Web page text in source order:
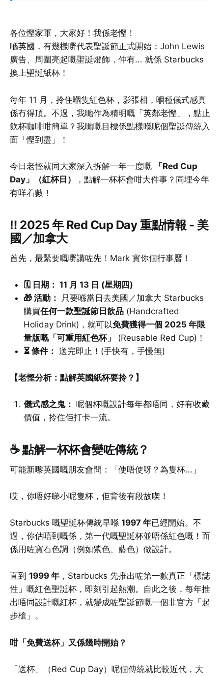
各位慳家軍，大家好！我係老慳！
喺英國，有幾樣嘢代表聖誕節正式開始：John Lewis
廣告、周圍亮起嘅聖誕燈飾，仲有... 就係 Starbucks
換上聖誕紙杯！
每年 11 月，拎住嗰隻紅色杯，影張相，嗰種儀式感真
係冇得頂。不過，我哋作為精明嘅「英鄰老慳」，點止
飲杯咖啡咁簡單？我哋嘅目標係點樣喺呢個聖誕傳統入
面「慳到盡」！
今日老慳就同大家深入拆解一年一度嘅
「Red Cup
Day」（紅杯日）
，點解一杯杯會咁大件事？同埋今年
有咩着數！
‼️ 2025 年 Red Cup Day 重點情報 - 美
國／加拿大
首先，最緊要嘅嘢講咗先！Mark 實你個行事曆！
🗓️ 日期： 11 月 13 日 (星期四)
🎁 活動：
只要喺當日去美國／加拿大 Starbucks
購買任何一款聖誕節日飲品 (Handcrafted
Holiday Drink)，就可以免費獲得一個 2025 年限
量版嘅「可重用紅色杯」
(Reusable Red Cup)！
⏳ 條件： 送完即止！(手快有，手慢無)
【老慳分析：點解英國紙杯要拎？】
儀式感之鬼： 呢個杯嘅設計每年都唔同，好有收藏
價值，拎住佢打卡一流。
☕ 點解一杯杯會變咗傳統？
可能新嚟英國嘅朋友會問：「使唔使呀？為隻杯...」
哎，你唔好睇小呢隻杯，佢背後有段故㗎！
Starbucks 嘅聖誕杯傳統早喺 1997 年已經開始。不
過，你估唔到嘅係，第一代嘅聖誕杯並唔係紅色嘅！而
係用咗寶石色調（例如紫色、藍色）做設計。
直到 1999 年 ，Starbucks 先推出咗第一款真正「標誌
性」嘅紅色聖誕杯，即刻引起熱潮。自此之後，每年推
出唔同設計嘅紅杯，就變成咗聖誕節嘅一個非官方「起
步槍」。
咁「免費送杯」又係幾時開始？
「送杯」（Red Cup Day）呢個傳統就比較近代，大